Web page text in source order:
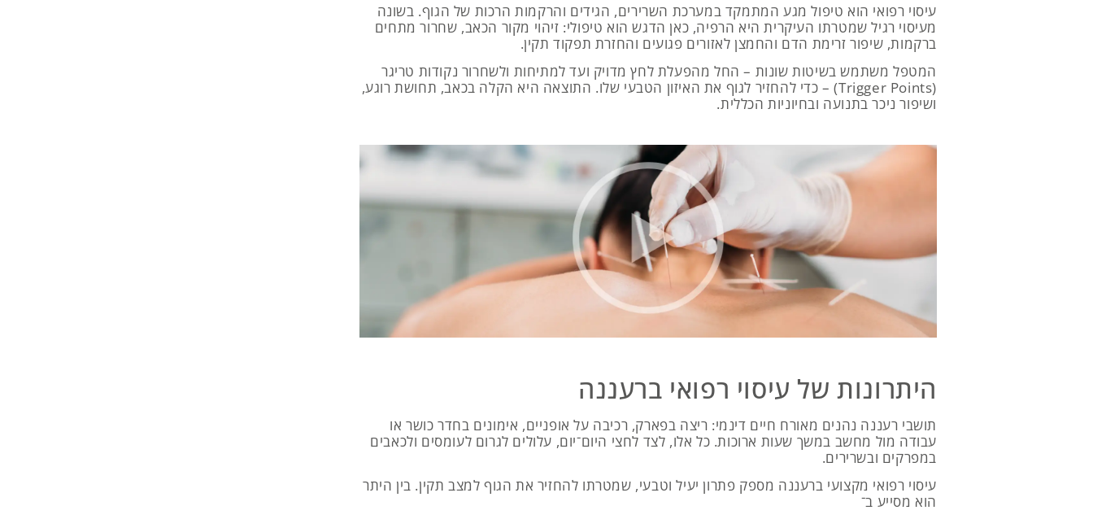
עיסוי רפואי הוא טיפול מגע המתמקד במערכת השרירים, הגידים והרקמות הרכות של הגוף. בשונה
מעיסוי רגיל שמטרתו העיקרית היא הרפיה, כאן הדגש הוא טיפולי: זיהוי מקור הכאב, שחרור מתחים
ברקמות, שיפור זרימת הדם והחמצן לאזורים פגועים והחזרת תפקוד תקין.
המטפל משתמש בשיטות שונות – החל מהפעלת לחץ מדויק ועד למתיחות ולשחרור נקודות טריגר
(Trigger Points) – כדי להחזיר לגוף את האיזון הטבעי שלו. התוצאה היא הקלה בכאב, תחושת רוגע,
ושיפור ניכר בתנועה ובחיוניות הכללית.
היתרונות של עיסוי רפואי ברעננה
תושבי רעננה נהנים מאורח חיים דינמי: ריצה בפארק, רכיבה על אופניים, אימונים בחדר כושר או
עבודה מול מחשב במשך שעות ארוכות. כל אלו, לצד לחצי היום־יום, עלולים לגרום לעומסים ולכאבים
במפרקים ובשרירים.
עיסוי רפואי מקצועי ברעננה מספק פתרון יעיל וטבעי, שמטרתו להחזיר את הגוף למצב תקין. בין היתר
הוא מסייע ב־